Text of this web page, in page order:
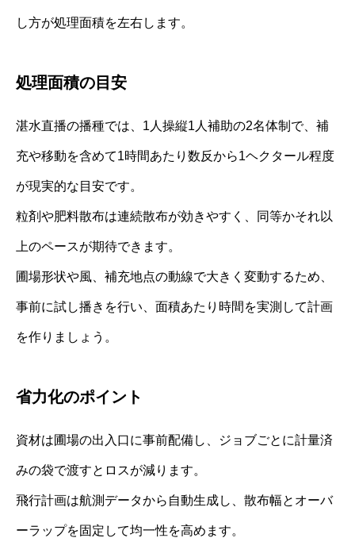
し方が処理面積を左右します。
処理面積の目安
湛水直播の播種では、1人操縦1人補助の2名体制で、補
充や移動を含めて1時間あたり数反から1ヘクタール程度
が現実的な目安です。
粒剤や肥料散布は連続散布が効きやすく、同等かそれ以
上のペースが期待できます。
圃場形状や風、補充地点の動線で大きく変動するため、
事前に試し播きを行い、面積あたり時間を実測して計画
を作りましょう。
省力化のポイント
資材は圃場の出入口に事前配備し、ジョブごとに計量済
みの袋で渡すとロスが減ります。
飛行計画は航測データから自動生成し、散布幅とオーバ
ーラップを固定して均一性を高めます。